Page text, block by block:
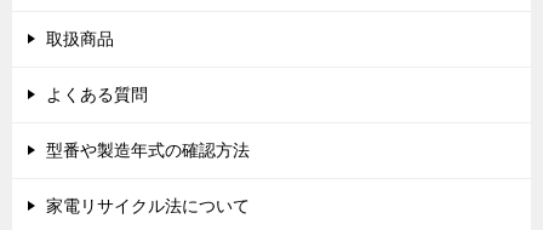
取扱商品
よくある質問
型番や製造年式の確認方法
家電リサイクル法について